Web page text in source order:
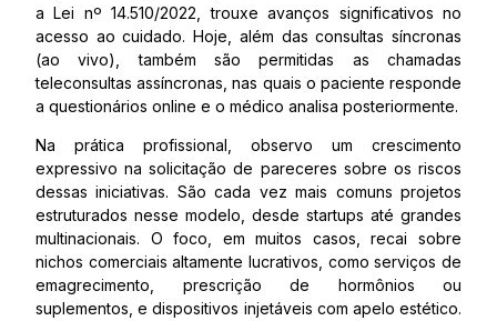
a Lei nº 14.510/2022, trouxe avanços significativos no
acesso ao cuidado. Hoje, além das consultas síncronas
(ao vivo), também são permitidas as chamadas
teleconsultas assíncronas, nas quais o paciente responde
a questionários online e o médico analisa posteriormente.
Na prática profissional, observo um crescimento
expressivo na solicitação de pareceres sobre os riscos
dessas iniciativas. São cada vez mais comuns projetos
estruturados nesse modelo, desde startups até grandes
multinacionais. O foco, em muitos casos, recai sobre
nichos comerciais altamente lucrativos, como serviços de
emagrecimento, prescrição de hormônios ou
suplementos, e dispositivos injetáveis com apelo estético.